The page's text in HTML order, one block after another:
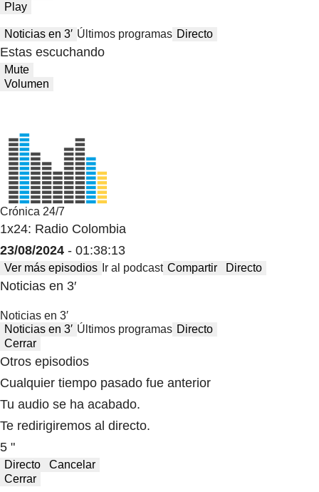
Play
Noticias en 3′ Últimos programas Directo
Estas escuchando
Mute
Volumen
Crónica 24/7
1x24: Radio Colombia
23/08/2024 - 01:38:13
Ver más episodios Ir al podcast Compartir Directo
Noticias en 3′
Noticias en 3′
Noticias en 3′ Últimos programas Directo
Cerrar
Otros episodios
Cualquier tiempo pasado fue anterior
Tu audio se ha acabado.
Te redirigiremos al directo.
5 "
Directo
Cancelar
Cerrar